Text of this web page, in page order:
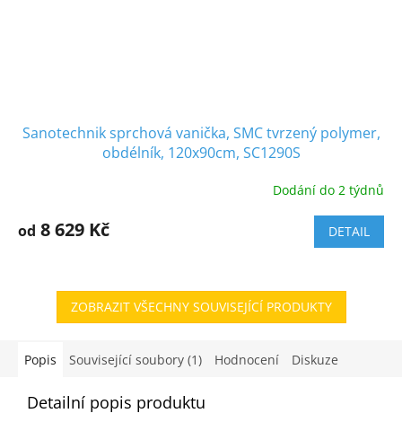
Sanotechnik sprchová vanička, SMC tvrzený polymer,
obdélník, 120x90cm, SC1290S
Dodání do 2 týdnů
od 8 629 Kč DETAIL
ZOBRAZIT VŠECHNY SOUVISEJÍCÍ PRODUKTY
Popis Související soubory (1) Hodnocení Diskuze
Detailní popis produktu